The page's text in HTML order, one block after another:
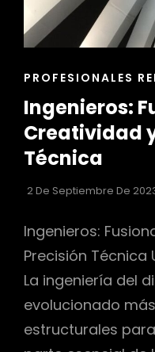
ENLACES
LAS
CATEGORÍAS
PROFESIONALES
Ingenieros:
Creatividad
Técnica
2 De Septiembre De
Ingenieros:
Precisión Técnica
La ingeniería del
evolucionado
estructurales